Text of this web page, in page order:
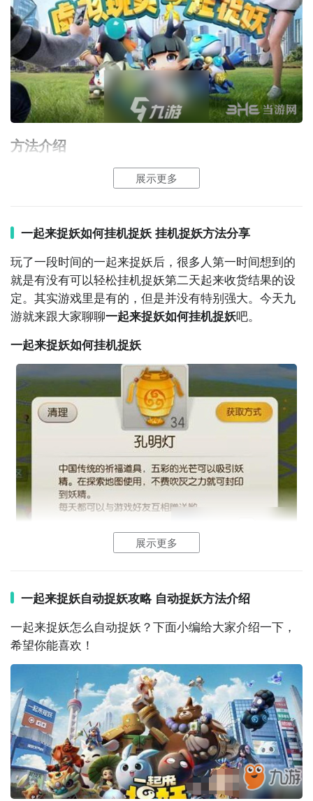
7. 《封神之刻》：这是一款以封神演义为背景的角色扮
演游戏，玩家可以扮演成各种封神角色，与其他玩家进
行战斗和互动。游戏中有多样的剧情和任务，让你体验
到封神故事的魅力。
8. 《问道》：这是一款以道家文化为背景的游戏，玩家
可以选择不同的职业进行修炼和战斗。游戏中有丰富的
剧情和多样的活动，让你感受到修仙之路的奇幻和神
游戏，以仙侠为题材。玩家可以扮演成仙族或魔族角
色，与其他玩家进行战斗和冒险。游戏中有精彩的剧情
和多样的社交玩法10. 《阴阳师》：这是一款以日本妖
怪文化为背景的RPG游戏，玩家扮演阴阳师，通过收集
和培养各种妖怪来对抗黑暗势力。游戏中有丰富的剧情
和策略性战斗，让你体验到妖怪与人类之间的纷争。
以上是十款类似于《捉妖》的中文手机游戏，它们都是
网络游戏和RPG类型。无论是古代仙侠、武侠，还是西
方魔幻或妖怪文化，这些游戏都能让你沉浸在一个充
方法介绍
捕捉，也可以放孔明灯等待妖灵上钩，
就像放陷阱逮住妖灵，还有唤醒灵石
灵石，其实一天走2千米是不难，但要开着游戏走2千米
有点怪怪的，所以小编要给小伙伴们分享一个小技巧，
足不出户唤醒妖灵，就是手比较酸而已!
有效的技巧，手机画面很快提醒，检测到在行走无法进
行游戏，也证明摇手机成功了，2千米要摇挺久的，所以
建议差几百米才去摇手机，比如到了晚上步数差一点完
成就可以摇。
以上就是游戏中的不出门捉妖的方法介绍，不知道的朋
友可以看看，希望能帮到大家。
展示更多
一起来捉妖如何挂机捉妖 挂机捉妖方法分享
玩了一段时间的一起来捉妖后，很多人第一时间想到的
就是有没有可以轻松挂机捉妖第二天起来收货结果的设
定。其实游戏里是有的，但是并没有特别强大。今天九
游就来跟大家聊聊一起来捉妖如何挂机捉妖吧。
一起来捉妖如何挂机捉妖
捉妖道具是通过好友礼物里开出来的，也是目前游戏里
唯一一个不算辅助软件的挂机抓怪方式。只是在大多数
人的眼里，孔明灯这种放置自动捉妖的道具，大多数都
是低资质的妖灵，最后会被作为口粮用掉。
展示更多
一起来捉妖自动捉妖攻略 自动捉妖方法介绍
一起来捉妖怎么自动捉妖？下面小编给大家介绍一下，
希望你能喜欢！